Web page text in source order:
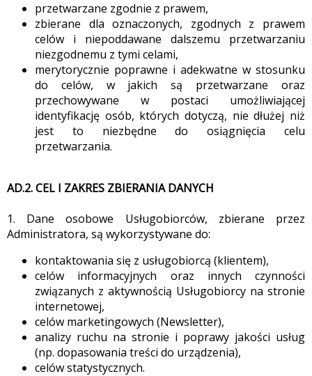
przetwarzane zgodnie z prawem,
zbierane dla oznaczonych, zgodnych z prawem
celów i niepoddawane dalszemu przetwarzaniu
niezgodnemu z tymi celami,
merytorycznie poprawne i adekwatne w stosunku
do celów, w jakich są przetwarzane oraz
przechowywane w postaci umożliwiającej
identyfikację osób, których dotyczą, nie dłużej niż
jest to niezbędne do osiągnięcia celu
przetwarzania.
AD.2. CEL I ZAKRES ZBIERANIA DANYCH
1. Dane osobowe Usługobiorców, zbierane przez
Administratora, są wykorzystywane do:
kontaktowania się z usługobiorcą (klientem),
celów informacyjnych oraz innych czynności
związanych z aktywnością Usługobiorcy na stronie
internetowej,
celów marketingowych (Newsletter),
analizy ruchu na stronie i poprawy jakości usług
(np. dopasowania treści do urządzenia),
celów statystycznych.